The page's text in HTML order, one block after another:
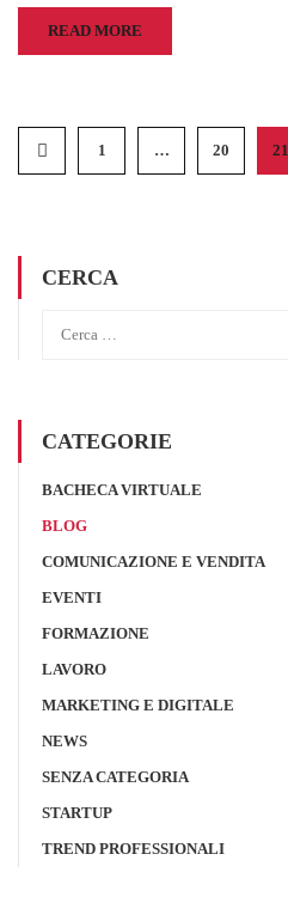
READ MORE
1 … 20 21
CERCA
CATEGORIE
BACHECA VIRTUALE
BLOG
COMUNICAZIONE E VENDITA
EVENTI
FORMAZIONE
LAVORO
MARKETING E DIGITALE
NEWS
SENZA CATEGORIA
STARTUP
TREND PROFESSIONALI